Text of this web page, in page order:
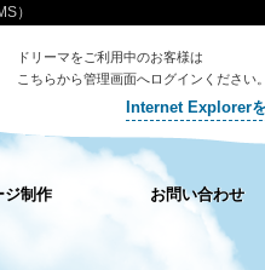
）
ドリーマをご利用中のお客様は
こちらから管理画面へログインください。
Internet Explorer
ジ制作 お問い合わせ